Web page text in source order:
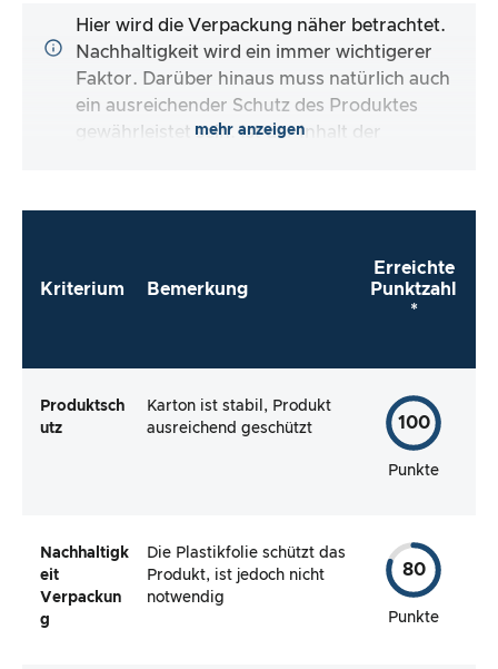
Hier wird die Verpackung näher betrachtet.
Nachhaltigkeit wird ein immer wichtigerer
Faktor. Darüber hinaus muss natürlich auch
ein ausreichender Schutz des Produktes
gewährleistet sein. Ist der Inhalt der
direkt zu verwenden?
mehr anzeigen
Kriterium Bemerkung
Erreichte
Punktzahl
*
Produktsch
utz
Karton ist stabil, Produkt
ausreichend geschützt
100
Punkte
Nachhaltigk
eit
Verpackun
g
Die Plastikfolie schützt das
Produkt, ist jedoch nicht
notwendig
80
Punkte